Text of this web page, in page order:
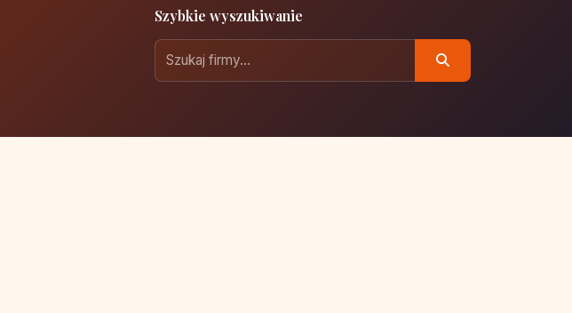
Szybkie wyszukiwanie